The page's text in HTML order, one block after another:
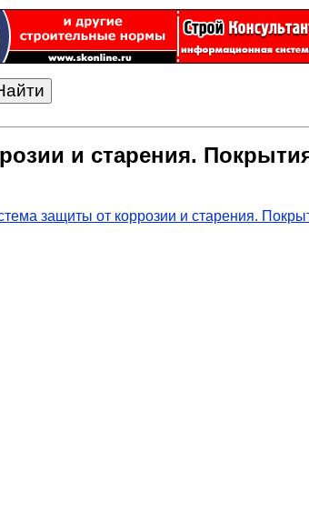
и старения.
защиты от коррозии и старения.